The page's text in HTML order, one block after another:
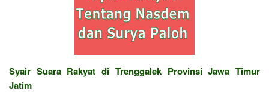
Syair Suara Rakyat di Trenggalek Provinsi Jawa Timur
Jatim